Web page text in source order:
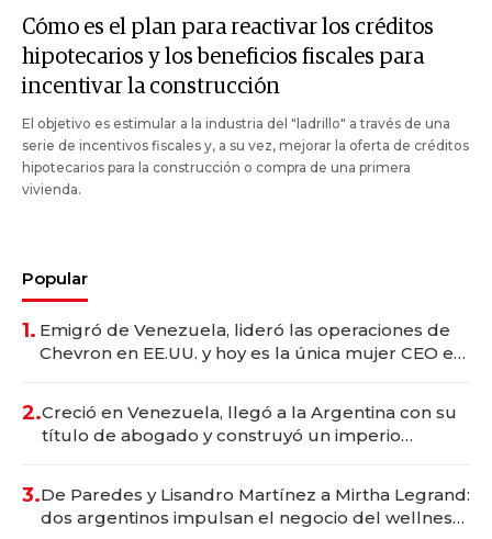
Cómo es el plan para reactivar los créditos
hipotecarios y los beneficios fiscales para
incentivar la construcción
El objetivo es estimular a la industria del "ladrillo" a través de una
serie de incentivos fiscales y, a su vez, mejorar la oferta de créditos
hipotecarios para la construcción o compra de una primera
vivienda.
Popular
1. Emigró de Venezuela, lideró las operaciones de
Chevron en EE.UU. y hoy es la única mujer CEO en
2.Creció en Venezuela, llegó a la Argentina con su
título de abogado y construyó un imperio
3.De Paredes y Lisandro Martínez a Mirtha Legrand:
dos argentinos impulsan el negocio del wellness